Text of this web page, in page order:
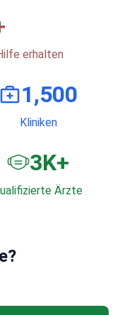
erhalten
1,500
Kliniken
3K+
Ärzte